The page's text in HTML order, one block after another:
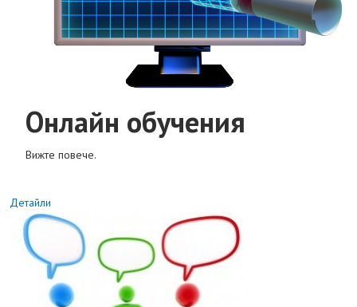
Онлайн обучения
Вижте повече.
Детайли